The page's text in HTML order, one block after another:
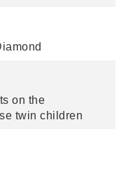
on the
twin children